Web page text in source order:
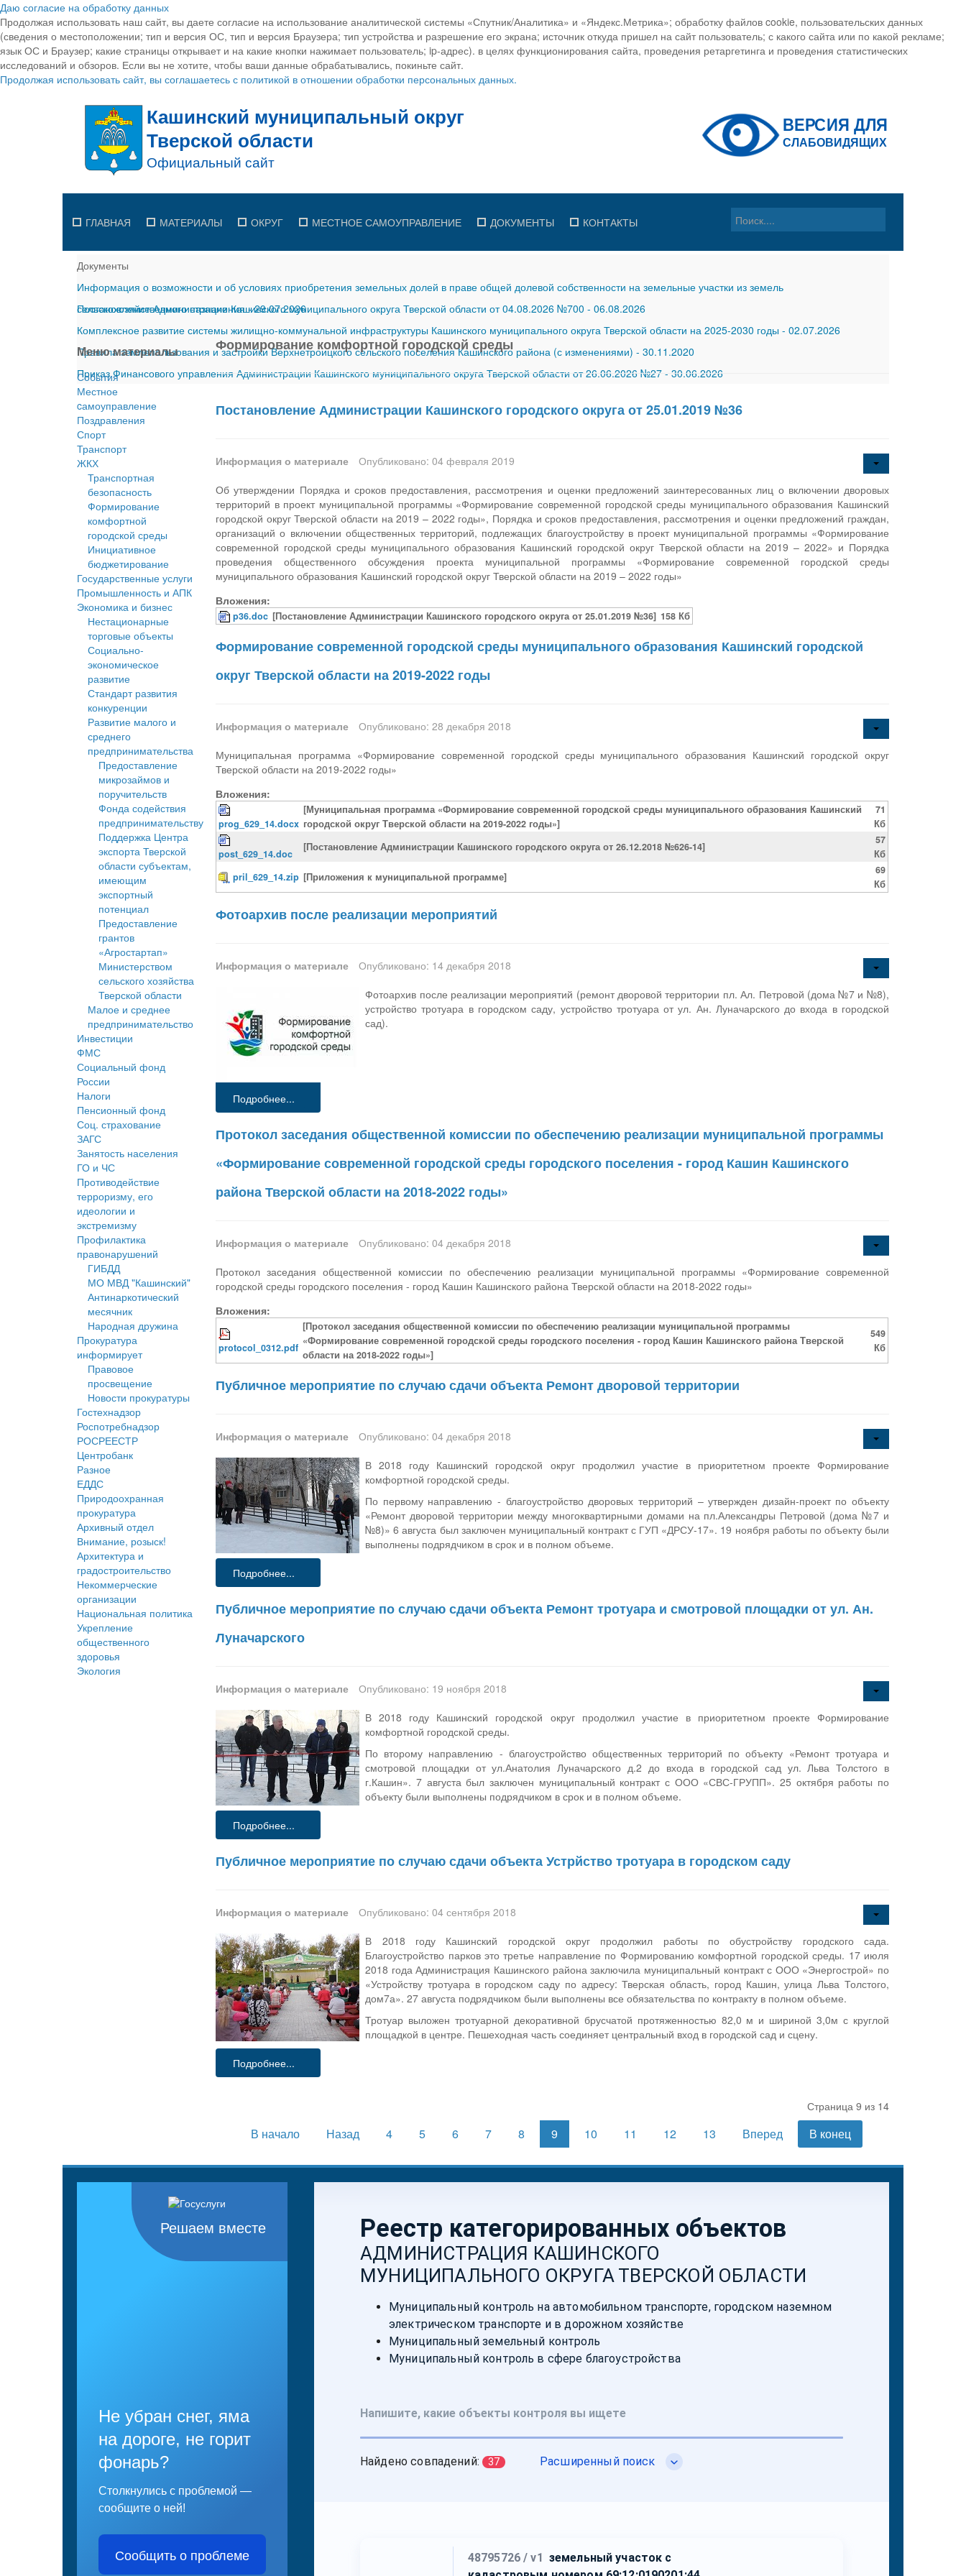
Даю согласие на обработку данных
Продолжая использовать наш сайт, вы даете согласие на использование аналитической системы «Спутник/Аналитика» и «Яндекс.Метрика»; обработку файлов cookie, пользовательских данных
(сведения о местоположении; тип и версия ОС, тип и версия Браузера; тип устройства и разрешение его экрана; источник откуда пришел на сайт пользователь; с какого сайта или по какой рекламе;
язык ОС и Браузер; какие страницы открывает и на какие кнопки нажимает пользователь; ip-адрес). в целях функционирования сайта, проведения ретаргетинга и проведения статистических
исследований и обзоров. Если вы не хотите, чтобы ваши данные обрабатывались, покиньте сайт.
Продолжая использовать сайт, вы соглашаетесь с политикой в отношении обработки персональных данных.
ГЛАВНАЯ МАТЕРИАЛЫ ОКРУГ МЕСТНОЕ САМОУПРАВЛЕНИЕ ДОКУМЕНТЫ КОНТАКТЫ
Документы
Информация о возможности и об условиях приобретения земельных долей в праве общей долевой собственности на земельные участки из земель
сельскохозяйственного назначения-29.07.2026
Постановление Администрации Кашинского муниципального округа Тверской области от 04.08.2026 №700 - 06.08.2026
Комплексное развитие системы жилищно-коммунальной инфраструктуры Кашинского муниципального округа Тверской области на 2025-2030 годы - 02.07.2026
Правила землепользования и застройки Верхнетроицкого сельского поселения Кашинского района (с изменениями) - 30.11.2020
Приказ Финансового управления Администрации Кашинского муниципального округа Тверской области от 26.06.2026 №27 - 30.06.2026
Меню материалы
События
Местное
cамоуправление
Поздравления
Спорт
Транспорт
ЖКХ
Транспортная
безопасность
Формирование
комфортной
городской среды
Инициативное
бюджетирование
Государственные услуги
Промышленность и АПК
Экономика и бизнес
Нестационарные
торговые объекты
Социально-
экономическое
развитие
Стандарт развития
конкуренции
Развитие малого и
среднего
предпринимательства
Предоставление
микрозаймов и
поручительств
Фонда содействия
предпринимательству
Поддержка Центра
экспорта Тверской
области субъектам,
имеющим
экспортный
потенциал
Предоставление
грантов
«Агростартап»
Министерством
сельского хозяйства
Тверской области
Малое и среднее
предпринимательство
Инвестиции
ФМС
Социальный фонд
России
Налоги
Пенсионный фонд
Соц. страхование
ЗАГС
Занятость населения
ГО и ЧС
Противодействие
терроризму, его
идеологии и
экстремизму
Профилактика
правонарушений
ГИБДД
МО МВД "Кашинский"
Антинаркотический
месячник
Народная дружина
Прокуратура
информирует
Правовое
просвещение
Новости прокуратуры
Гостехнадзор
Роспотребнадзор
РОСРЕЕСТР
Центробанк
Разное
ЕДДС
Природоохранная
прокуратура
Архивный отдел
Внимание, розыск!
Архитектура и
градостроительство
Некоммерческие
организации
Национальная политика
Укрепление
общественного
здоровья
Экология
Формирование комфортной городской среды
Постановление Администрации Кашинского городского округа от 25.01.2019 №36
Информация о материале
Опубликовано: 04 февраля 2019
Об утверждении Порядка и сроков предоставления, рассмотрения и оценки предложений заинтересованных лиц о включении дворовых
территорий в проект муниципальной программы «Формирование современной городской среды муниципального образования Кашинский
городской округ Тверской области на 2019 – 2022 годы», Порядка и сроков предоставления, рассмотрения и оценки предложений граждан,
организаций о включении общественных территорий, подлежащих благоустройству в проект муниципальной программы «Формирование
современной городской среды муниципального образования Кашинский городской округ Тверской области на 2019 – 2022» и Порядка
проведения общественного обсуждения проекта муниципальной программы «Формирование современной городской среды
муниципального образования Кашинский городской округ Тверской области на 2019 – 2022 годы»
Вложения:
p36.doc [Постановление Администрации Кашинского городского округа от 25.01.2019 №36] 158 Кб
Формирование современной городской среды муниципального образования Кашинский городской
округ Тверской области на 2019-2022 годы
Информация о материале
Опубликовано: 28 декабря 2018
Муниципальная программа «Формирование современной городской среды муниципального образования Кашинский городской округ
Тверской области на 2019-2022 годы»
Вложения:
prog_629_14.docx
[Муниципальная программа «Формирование современной городской среды муниципального образования Кашинский
городской округ Тверской области на 2019-2022 годы»]
71
Кб
post_629_14.doc
[Постановление Администрации Кашинского городского округа от 26.12.2018 №626-14]
57
Кб
pril_629_14.zip [Приложения к муниципальной программе]
69
Кб
Фотоархив после реализации мероприятий
Информация о материале
Опубликовано: 14 декабря 2018
Фотоархив после реализации мероприятий (ремонт дворовой территории пл. Ал. Петровой (дома №7 и №8),
устройство тротуара в городском саду, устройство тротуара от ул. Ан. Луначарского до входа в городской
сад).
Подробнее...
Протокол заседания общественной комиссии по обеспечению реализации муниципальной программы
«Формирование современной городской среды городского поселения - город Кашин Кашинского
района Тверской области на 2018-2022 годы»
Информация о материале
Опубликовано: 04 декабря 2018
Протокол заседания общественной комиссии по обеспечению реализации муниципальной программы «Формирование современной
городской среды городского поселения - город Кашин Кашинского района Тверской области на 2018-2022 годы»
Вложения:
protocol_0312.pdf
[Протокол заседания общественной комиссии по обеспечению реализации муниципальной программы
«Формирование современной городской среды городского поселения - город Кашин Кашинского района Тверской
области на 2018-2022 годы»]
549
Кб
Публичное мероприятие по случаю сдачи объекта Ремонт дворовой территории
Информация о материале
Опубликовано: 04 декабря 2018
В 2018 году Кашинский городской округ продолжил участие в приоритетном проекте Формирование
комфортной городской среды.
По первому направлению - благоустройство дворовых территорий – утвержден дизайн-проект по объекту
«Ремонт дворовой территории между многоквартирными домами на пл.Александры Петровой (дома №7 и
№8)» 6 августа был заключен муниципальный контракт с ГУП «ДРСУ-17». 19 ноября работы по объекту были
выполнены подрядчиком в срок и в полном объеме.
Подробнее...
Публичное мероприятие по случаю сдачи объекта Ремонт тротуара и смотровой площадки от ул. Ан.
Луначарского
Информация о материале
Опубликовано: 19 ноября 2018
В 2018 году Кашинский городской округ продолжил участие в приоритетном проекте Формирование
комфортной городской среды.
По второму направлению - благоустройство общественных территорий по объекту «Ремонт тротуара и
смотровой площадки от ул.Анатолия Луначарского д.2 до входа в городской сад ул. Льва Толстого в
г.Кашин». 7 августа был заключен муниципальный контракт с ООО «СВС-ГРУПП». 25 октября работы по
объекту были выполнены подрядчиком в срок и в полном объеме.
Подробнее...
Публичное мероприятие по случаю сдачи объекта Устрйство тротуара в городском саду
Информация о материале
Опубликовано: 04 сентября 2018
В 2018 году Кашинский городской округ продолжил работы по обустройству городского сада.
Благоустройство парков это третье направление по Формированию комфортной городской среды. 17 июля
2018 года Администрация Кашинского района заключила муниципальный контракт с ООО «Энергострой» по
«Устройству тротуара в городском саду по адресу: Тверская область, город Кашин, улица Льва Толстого,
дом7а». 27 августа подрядчиком были выполнены все обязательства по контракту в полном объеме.
Тротуар выложен тротуарной декоративной брусчатой протяженностью 82,0 м и шириной 3,0м с круглой
площадкой в центре. Пешеходная часть соединяет центральный вход в городской сад и сцену.
Подробнее...
Страница 9 из 14
В начало Назад 4 5 6 7 8 9 10 11 12 13 Вперед В конец
Решаем вместе
Не убран снег, яма
на дороге, не горит
фонарь?
Столкнулись с проблемой —
сообщите о ней!
Сообщить о проблеме